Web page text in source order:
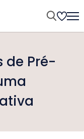
de Pré-